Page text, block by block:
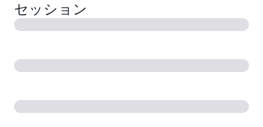
セッション